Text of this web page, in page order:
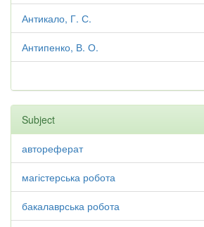
Антикало, Г. С.
Антипенко, В. О.
Subject
автореферат
магістерська робота
бакалаврська робота